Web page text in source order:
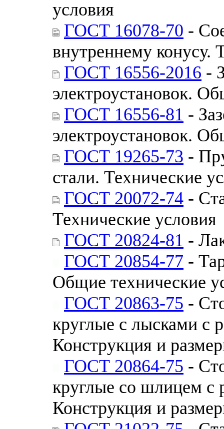
условия
ГОСТ 16078-70 -
внутреннему конусу.
ГОСТ 16556-2016 -
электроустановок.
ГОСТ 16556-81 -
электроустановок.
ГОСТ 19265-73 -
стали. Технические
ГОСТ 20072-74 -
Технические условия
ГОСТ 20824-81 -
ГОСТ 20854-77 -
Общие технические
ГОСТ 20863-75 -
круглые с лысками с
Конструкция и
ГОСТ 20864-75 -
круглые со шлицем с
Конструкция и